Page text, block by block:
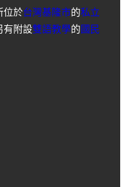
位於台灣基隆市的私立
有附設雙語教學的國民